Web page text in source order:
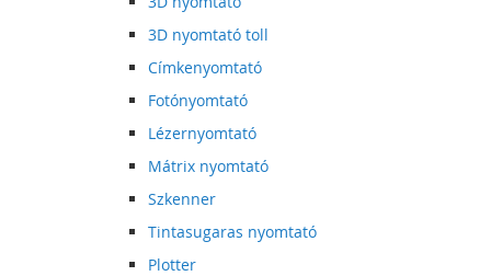
3D nyomtató toll
Címkenyomtató
Fotónyomtató
Lézernyomtató
Mátrix nyomtató
Szkenner
Tintasugaras nyomtató
Plotter